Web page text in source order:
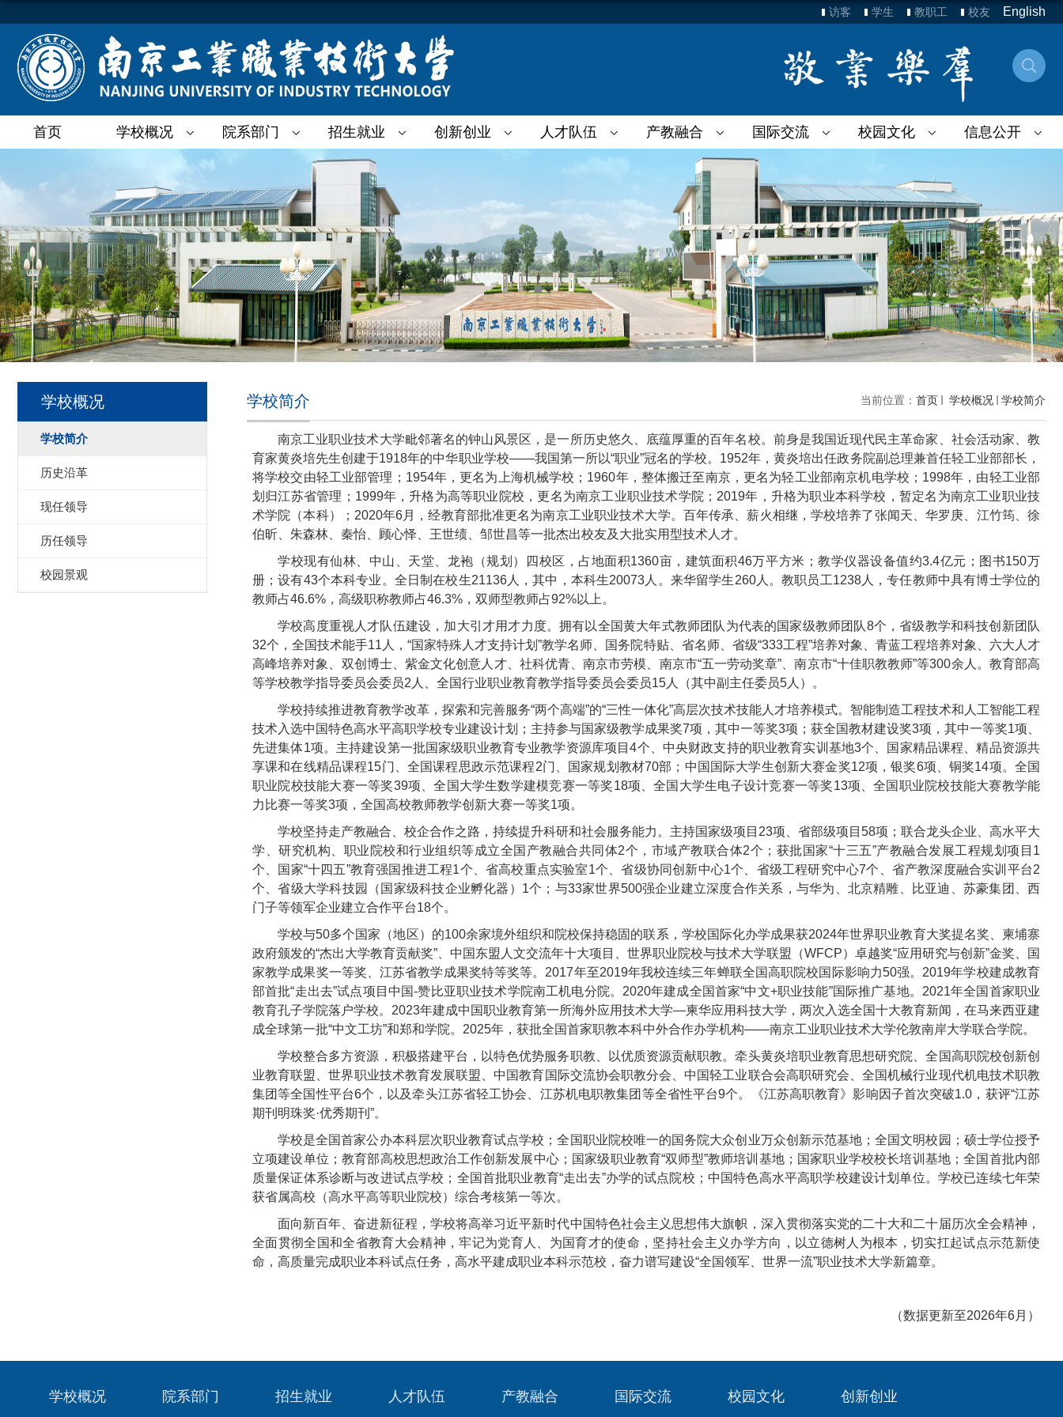
访客 学生 教职工 校友 English
首页 学校概况 院系部门 招生就业 创新创业 人才队伍 产教融合 国际交流 校园文化 信息公开
学校概况
学校简介
历史沿革
现任领导
历任领导
校园景观
当前位置： 首页 学校概况 学校简介
学校简介
南京工业职业技术大学毗邻著名的钟山风景区，是一所历史悠久、底蕴厚重的百年名校。前身是我国近现代民主革命家、社会活动家、教
育家黄炎培先生创建于1918年的中华职业学校——我国第一所以“职业”冠名的学校。1952年，黄炎培出任政务院副总理兼首任轻工业部部长，
将学校交由轻工业部管理；1954年，更名为上海机械学校；1960年，整体搬迁至南京，更名为轻工业部南京机电学校；1998年，由轻工业部
划归江苏省管理；1999年，升格为高等职业院校，更名为南京工业职业技术学院；2019年，升格为职业本科学校，暂定名为南京工业职业技
术学院（本科）；2020年6月，经教育部批准更名为南京工业职业技术大学。百年传承、薪火相继，学校培养了张闻天、华罗庚、江竹筠、徐
伯昕、朱森林、秦怡、顾心怿、王世绩、邹世昌等一批杰出校友及大批实用型技术人才。
学校现有仙林、中山、天堂、龙袍（规划）四校区，占地面积1360亩，建筑面积46万平方米；教学仪器设备值约3.4亿元；图书150万
册；设有43个本科专业。全日制在校生21136人，其中，本科生20073人。来华留学生260人。教职员工1238人，专任教师中具有博士学位的
教师占46.6%，高级职称教师占46.3%，双师型教师占92%以上。
学校高度重视人才队伍建设，加大引才用才力度。拥有以全国黄大年式教师团队为代表的国家级教师团队8个，省级教学和科技创新团队
32个，全国技术能手11人，“国家特殊人才支持计划”教学名师、国务院特贴、省名师、省级“333工程”培养对象、青蓝工程培养对象、六大人才
高峰培养对象、双创博士、紫金文化创意人才、社科优青、南京市劳模、南京市“五一劳动奖章”、南京市“十佳职教教师”等300余人。教育部高
等学校教学指导委员会委员2人、全国行业职业教育教学指导委员会委员15人（其中副主任委员5人）。
学校持续推进教育教学改革，探索和完善服务“两个高端”的“三性一体化”高层次技术技能人才培养模式。智能制造工程技术和人工智能工程
技术入选中国特色高水平高职学校专业建设计划；主持参与国家级教学成果奖7项，其中一等奖3项；获全国教材建设奖3项，其中一等奖1项、
先进集体1项。主持建设第一批国家级职业教育专业教学资源库项目4个、中央财政支持的职业教育实训基地3个、国家精品课程、精品资源共
享课和在线精品课程15门、全国课程思政示范课程2门、国家规划教材70部；中国国际大学生创新大赛金奖12项，银奖6项、铜奖14项。全国
职业院校技能大赛一等奖39项、全国大学生数学建模竞赛一等奖18项、全国大学生电子设计竞赛一等奖13项、全国职业院校技能大赛教学能
力比赛一等奖3项，全国高校教师教学创新大赛一等奖1项。
学校坚持走产教融合、校企合作之路，持续提升科研和社会服务能力。主持国家级项目23项、省部级项目58项；联合龙头企业、高水平大
学、研究机构、职业院校和行业组织等成立全国产教融合共同体2个，市域产教联合体2个；获批国家“十三五”产教融合发展工程规划项目1
个、国家“十四五”教育强国推进工程1个、省高校重点实验室1个、省级协同创新中心1个、省级工程研究中心7个、省产教深度融合实训平台2
个、省级大学科技园（国家级科技企业孵化器）1个；与33家世界500强企业建立深度合作关系，与华为、北京精雕、比亚迪、苏豪集团、西
门子等领军企业建立合作平台18个。
学校与50多个国家（地区）的100余家境外组织和院校保持稳固的联系，学校国际化办学成果获2024年世界职业教育大奖提名奖、柬埔寨
政府颁发的“杰出大学教育贡献奖”、中国东盟人文交流年十大项目、世界职业院校与技术大学联盟（WFCP）卓越奖“应用研究与创新”金奖、国
家教学成果奖一等奖、江苏省教学成果奖特等奖等。2017年至2019年我校连续三年蝉联全国高职院校国际影响力50强。2019年学校建成教育
部首批“走出去”试点项目中国-赞比亚职业技术学院南工机电分院。2020年建成全国首家“中文+职业技能”国际推广基地。2021年全国首家职业
教育孔子学院落户学校。2023年建成中国职业教育第一所海外应用技术大学—柬华应用科技大学，两次入选全国十大教育新闻 ，在马来西亚建
成全球第一批“中文工坊”和郑和学院。2025年，获批全国首家职教本科中外合作办学机构——南京工业职业技术大学伦敦南岸大学联合学院。
学校整合多方资源，积极搭建平台，以特色优势服务职教、以优质资源贡献职教。牵头黄炎培职业教育思想研究院、全国高职院校创新创
业教育联盟、世界职业技术教育发展联盟、中国教育国际交流协会职教分会、中国轻工业联合会高职研究会、全国机械行业现代机电技术职教
集团等全国性平台6个，以及牵头江苏省轻工协会、江苏机电职教集团等全省性平台9个。《江苏高职教育》影响因子首次突破1.0，获评“江苏
期刊明珠奖·优秀期刊”。
学校是全国首家公办本科层次职业教育试点学校；全国职业院校唯一的国务院大众创业万众创新示范基地；全国文明校园；硕士学位授予
立项建设单位；教育部高校思想政治工作创新发展中心；国家级职业教育“双师型”教师培训基地；国家职业学校校长培训基地；全国首批内部
质量保证体系诊断与改进试点学校；全国首批职业教育“走出去”办学的试点院校；中国特色高水平高职学校建设计划单位。学校已连续七年荣
获省属高校（高水平高等职业院校）综合考核第一等次。
面向新百年、奋进新征程，学校将高举习近平新时代中国特色社会主义思想伟大旗帜，深入贯彻落实党的二十大和二十届历次全会精神，
全面贯彻全国和全省教育大会精神，牢记为党育人、为国育才的使命，坚持社会主义办学方向，以立德树人为根本，切实扛起试点示范新使
命，高质量完成职业本科试点任务，高水平建成职业本科示范校，奋力谱写建设“全国领军、世界一流”职业技术大学新篇章。
（数据更新至2026年6月）
学校概况 院系部门 招生就业 人才队伍 产教融合 国际交流 校园文化 创新创业